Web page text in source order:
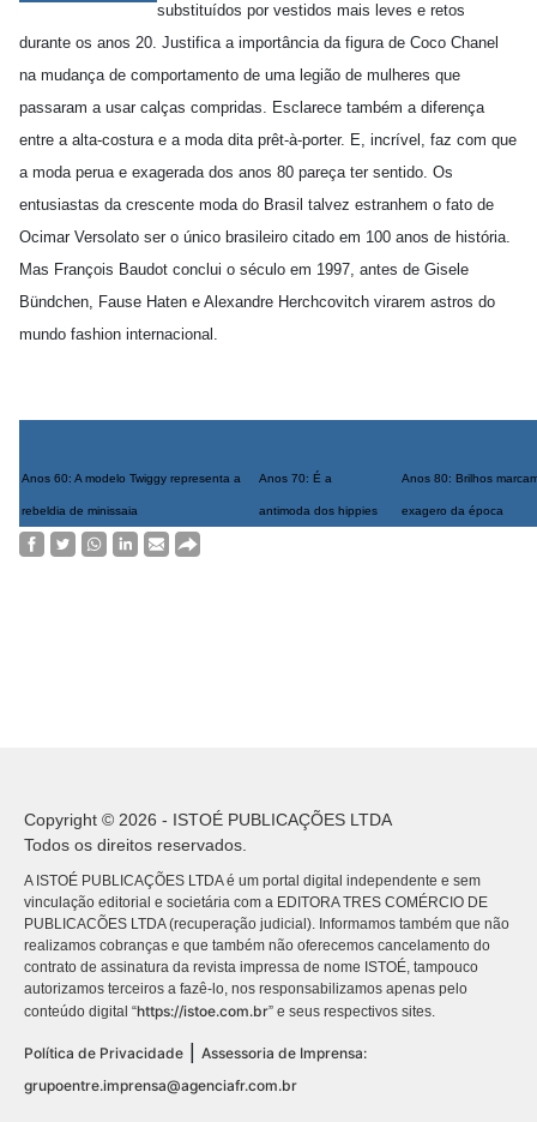
substituídos por vestidos mais leves e retos
durante os anos 20. Justifica a importância da figura de Coco Chanel
na mudança de comportamento de uma legião de mulheres que
passaram a usar calças compridas. Esclarece também a diferença
entre a alta-costura e a moda dita prêt-à-porter. E, incrível, faz com que
a moda perua e exagerada dos anos 80 pareça ter sentido. Os
entusiastas da crescente moda do Brasil talvez estranhem o fato de
Ocimar Versolato ser o único brasileiro citado em 100 anos de história.
Mas François Baudot conclui o século em 1997, antes de Gisele
Bündchen, Fause Haten e Alexandre Herchcovitch virarem astros do
mundo fashion internacional.
Anos 60: A modelo Twiggy representa a
rebeldia de minissaia
Anos 70: É a
antimoda dos hippies
Anos 80: Brilhos
exagero da época
Copyright © 2026 - ISTOÉ PUBLICAÇÕES LTDA
Todos os direitos reservados.
A ISTOÉ PUBLICAÇÕES LTDA é um portal digital independente e sem
vinculação editorial e societária com a EDITORA TRES COMÉRCIO DE
PUBLICACÕES LTDA (recuperação judicial). Informamos também que não
realizamos cobranças e que também não oferecemos cancelamento do
contrato de assinatura da revista impressa de nome ISTOÉ, tampouco
autorizamos terceiros a fazê-lo, nos responsabilizamos apenas pelo
conteúdo digital “https://istoe.com.br” e seus respectivos sites.
Política de Privacidade
Assessoria de Imprensa:
grupoentre.imprensa@agenciafr.com.br